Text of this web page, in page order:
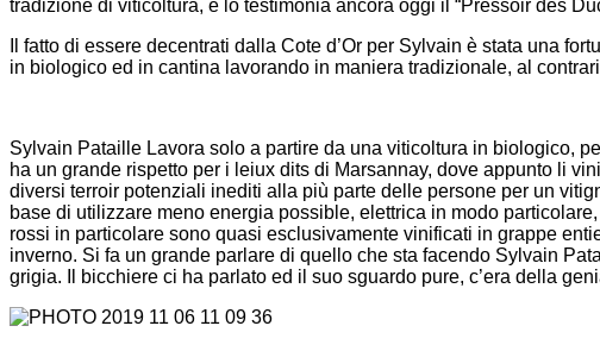
tradizione di viticoltura, e lo testimonia ancora oggi il “Pressoir des
Il fatto di essere decentrati dalla Cote d’Or per Sylvain è stata una
in biologico ed in cantina lavorando in maniera tradizionale, al
Sylvain Pataille Lavora solo a partire da una viticoltura in biologico,
ha un grande rispetto per i leiux dits di Marsannay, dove appunto li
diversi terroir potenziali inediti alla più parte delle persone per un
base di utilizzare meno energia possible, elettrica in modo
rossi in particolare sono quasi esclusivamente vinificati in grappe
inverno. Si fa un grande parlare di quello che sta facendo Sylvain
grigia. Il bicchiere ci ha parlato ed il suo sguardo pure, c’era della